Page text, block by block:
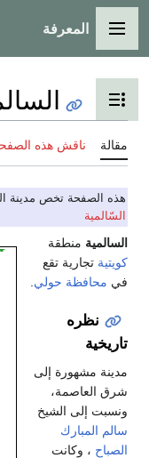
القائمة الرئيسية
المعرفة
تبديل عرض جدول
مقالة ناقش هذه
هذه الصفحة تخص مدينة
السّالمية
السالمية منطقة
كويتية تجارية تقع
في محافظة حولي
نظره
تاريخية
مدينة مشهورة إلى
شرق العاصمة،
ونسبت إلى الشيخ
سالم المبارك
الصباح ، وكانت